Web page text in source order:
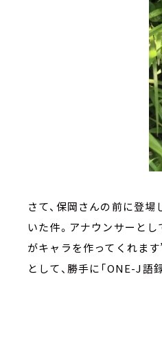
さて、保岡さんの前に登
いた件。アナウンサーと
がキャラを作ってくれま
として、勝手に「ONE-J語